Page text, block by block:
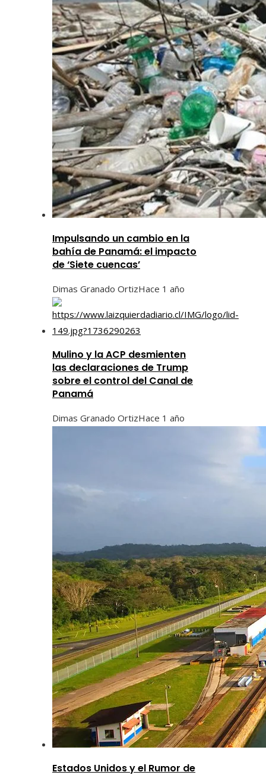
Impulsando un cambio en la
bahía de Panamá: el impacto
de ‘Siete cuencas’
Dimas Granado OrtizHace 1 año
Mulino y la ACP desmienten
las declaraciones de Trump
sobre el control del Canal de
Panamá
Dimas Granado OrtizHace 1 año
Estados Unidos y el Rumor de